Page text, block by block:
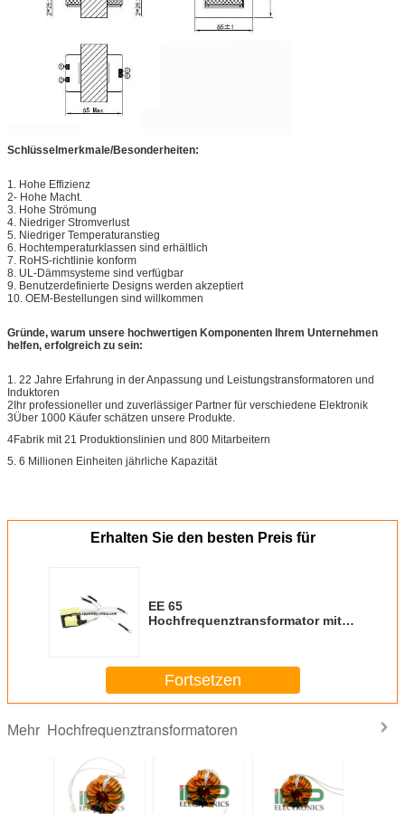
Schlüsselmerkmale/Besonderheiten:
1. Hohe Effizienz
2- Hohe Macht.
3. Hohe Strömung
4. Niedriger Stromverlust
5. Niedriger Temperaturanstieg
6. Hochtemperaturklassen sind erhältlich
7. RoHS-richtlinie konform
8. UL-Dämmsysteme sind verfügbar
9. Benutzerdefinierte Designs werden akzeptiert
10. OEM-Bestellungen sind willkommen
Gründe, warum unsere hochwertigen Komponenten Ihrem Unternehmen
helfen, erfolgreich zu sein:
1. 22 Jahre Erfahrung in der Anpassung und Leistungstransformatoren und
Induktoren
2Ihr professioneller und zuverlässiger Partner für verschiedene Elektronik
3Über 1000 Käufer schätzen unsere Produkte.
4Fabrik mit 21 Produktionslinien und 800 Mitarbeitern
5. 6 Millionen Einheiten jährliche Kapazität
Erhalten Sie den besten Preis für
EE 65
Hochfrequenztransformator mit
Fortsetzen
Mehr Hochfrequenztransformatoren